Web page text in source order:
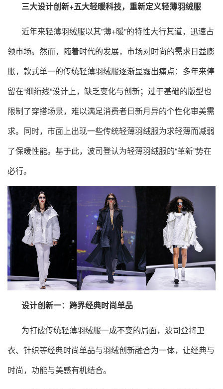
三大设计创新+五大轻暖科技，重新定义轻薄羽绒服
近年来轻薄羽绒服以其”薄+暖”的特性大行其道，迅速占
领市场。然而，随着时代的发展，市场对时尚的需求日益膨
胀，款式单一的传统轻薄羽绒服逐渐显露出痛点：多年来停
留在“细绗线”设计上，缺乏变化与创新；过于基础的版型也
限制了穿搭场景，难以满足消费者日新月异的个性化审美需
求。同时，市面上出现一些传统轻薄羽绒服为求轻薄而减弱
了保暖性能。基于此，波司登认为轻薄羽绒服的“革新”势在
必行。
设计创新一：跨界经典时尚单品
为打破传统轻薄羽绒服一成不变的局面，波司登将卫
衣、针织等经典时尚单品与羽绒创新融合为一体，让经典与
时尚，功能与美感有机结合。